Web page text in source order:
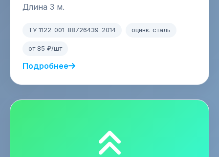
Длина 3 м.
ТУ 1122-001-88726439-2014 оцинк. сталь
от 85 ₽/шт
Подробнее